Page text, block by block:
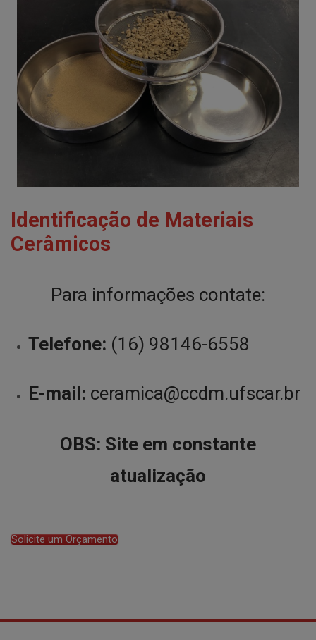
Identificação de Materiais
Cerâmicos
Para informações contate:
Telefone: (16) 98146-6558
E-mail: ceramica@ccdm.ufscar.br
OBS: Site em constante
atualização
Solicite um Orçamento